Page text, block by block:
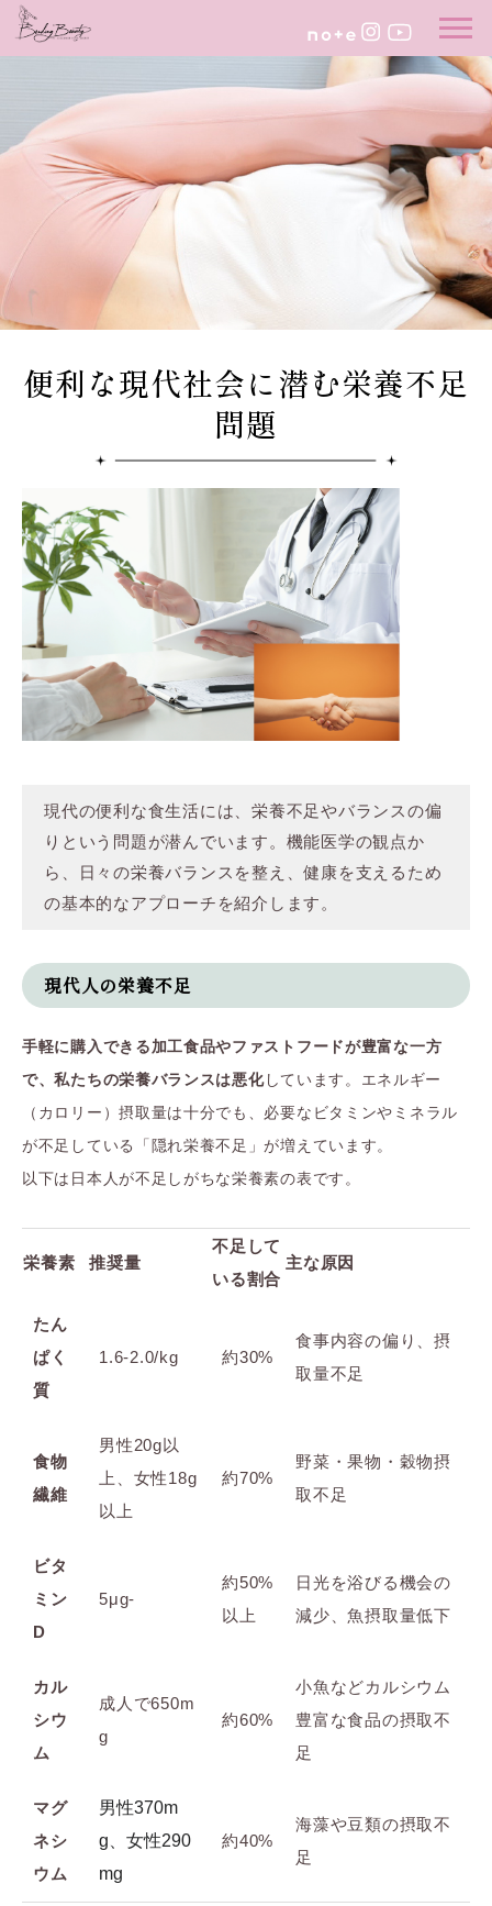
便利な現代社会に潜む栄養不足
問題
現代の便利な食生活には、栄養不足やバランスの偏
りという問題が潜んでいます。機能医学の観点か
ら、日々の栄養バランスを整え、健康を支えるため
の基本的なアプローチを紹介します。
現代人の栄養不足
手軽に購入できる加工食品やファストフードが豊富な一方
で、私たちの栄養バランスは悪化しています。エネルギー
（カロリー）摂取量は十分でも、必要なビタミンやミネラル
が不足している「隠れ栄養不足」が増えています。
以下は日本人が不足しがちな栄養素の表です。
栄養素 推奨量
不足して
いる割合
主な原因
たん
ぱく
質
1.6-2.0/kg 約30%
食事内容の偏り、摂
取量不足
食物
繊維
男性20g以
上、女性18g
以上
約70%
野菜・果物・穀物摂
取不足
ビタ
ミン
D
5μg-
約50%
以上
日光を浴びる機会の
減少、魚摂取量低下
カル
シウ
ム
成人で650m
g
約60%
小魚などカルシウム
豊富な食品の摂取不
足
マグ
ネシ
ウム
男性370m
g、女性290
mg
約40%
海藻や豆類の摂取不
足